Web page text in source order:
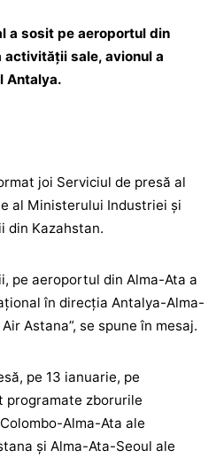
a sosit pe aeroportul din
activității sale, avionul a
Antalya.
joi Serviciul de presă al
al Ministerului Industriei și
din Kazahstan.
pe aeroportul din Alma-Ata a
în direcția Antalya-Alma-
Astana”, se spune în mesaj.
pe 13 ianuarie, pe
programate zborurile
Alma-Ata ale
și Alma-Ata-Seoul ale